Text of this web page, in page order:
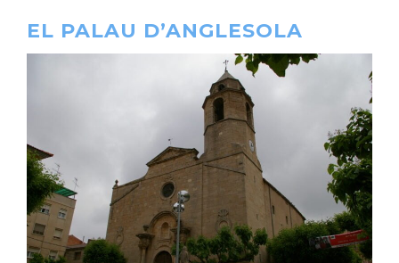
EL PALAU D’ANGLESOLA